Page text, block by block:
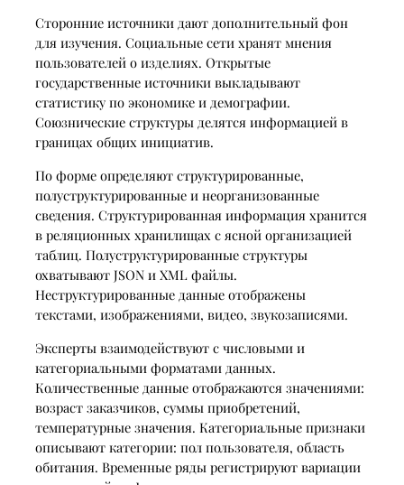
Сторонние источники дают дополнительный фон
для изучения. Социальные сети хранят мнения
пользователей о изделиях. Открытые
государственные источники выкладывают
статистику по экономике и демографии.
Союзнические структуры делятся информацией в
границах общих инициатив.
По форме определяют структурированные,
полуструктурированные и неорганизованные
сведения. Структурированная информация хранится
в реляционных хранилищах с ясной организацией
таблиц. Полуструктурированные структуры
охватывают JSON и XML файлы.
Неструктурированные данные отображены
текстами, изображениями, видео, звукозаписями.
Эксперты взаимодействуют с числовыми и
категориальными форматами данных.
Количественные данные отображаются значениями:
возраст заказчиков, суммы приобретений,
температурные значения. Категориальные признаки
описывают категории: пол пользователя, область
обитания. Временные ряды регистрируют вариации